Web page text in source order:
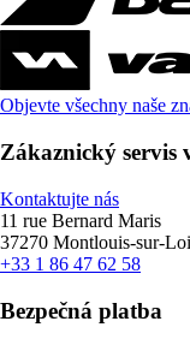
Objevte všechny naše
Zákaznický servis
Kontaktujte nás
11 rue Bernard Maris
37270 Montlouis-sur-
+33 1 86 47 62 58
Bezpečná platba